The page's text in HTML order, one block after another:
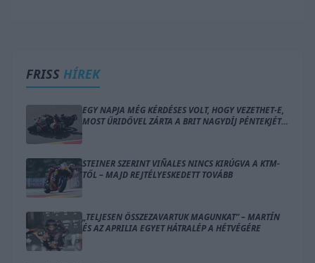
FRISS HÍREK
EGY NAPJA MÉG KÉRDÉSES VOLT, HOGY VEZETHET-E,
MOST ŰRIDŐVEL ZÁRTA A BRIT NAGYDÍJ PÉNTEKJÉT
STEINER SZERINT VIÑALES NINCS KIRÚGVA A KTM-
TŐL – MAJD REJTÉLYESKEDETT TOVÁBB
„TELJESEN ÖSSZEZAVARTUK MAGUNKAT” – MARTÍN
ÉS AZ APRILIA EGYET HÁTRALÉP A HÉTVÉGÉRE